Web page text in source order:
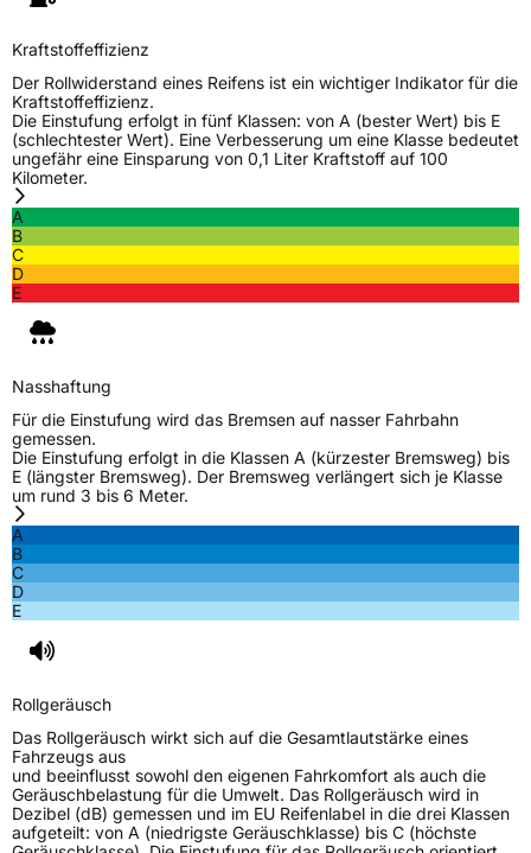
Kraftstoffeffizienz
Der Rollwiderstand eines Reifens ist ein wichtiger Indikator für die
Kraftstoffeffizienz.
Die Einstufung erfolgt in fünf Klassen: von A (bester Wert) bis E
(schlechtester Wert). Eine Verbesserung um eine Klasse bedeutet
ungefähr eine Einsparung von 0,1 Liter Kraftstoff auf 100
Kilometer.
A
B
C
D
E
Nasshaftung
Für die Einstufung wird das Bremsen auf nasser Fahrbahn
gemessen.
Die Einstufung erfolgt in die Klassen A (kürzester Bremsweg) bis
E (längster Bremsweg). Der Bremsweg verlängert sich je Klasse
um rund 3 bis 6 Meter.
A
B
C
D
E
Rollgeräusch
Das Rollgeräusch wirkt sich auf die Gesamtlautstärke eines
Fahrzeugs aus
und beeinflusst sowohl den eigenen Fahrkomfort als auch die
Geräuschbelastung für die Umwelt. Das Rollgeräusch wird in
Dezibel (dB) gemessen und im EU Reifenlabel in die drei Klassen
aufgeteilt: von A (niedrigste Geräuschklasse) bis C (höchste